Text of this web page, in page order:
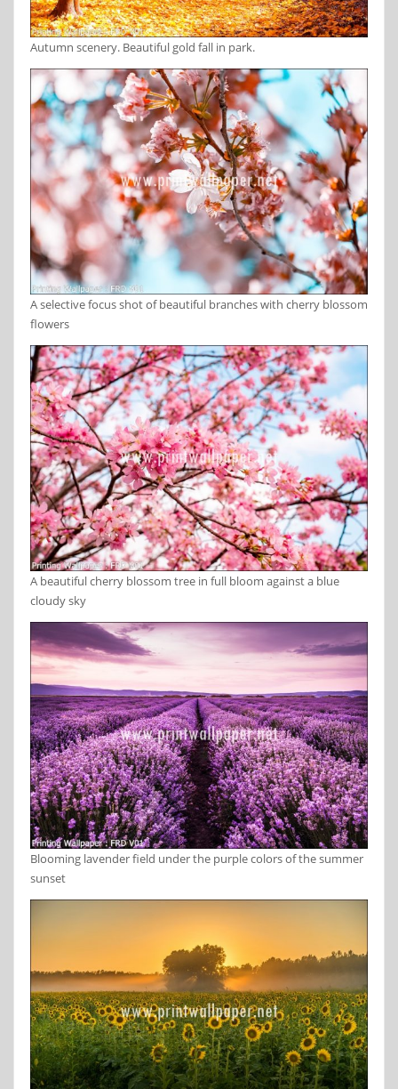
Autumn scenery. Beautiful gold fall in park.
A selective focus shot of beautiful branches with cherry blossom
flowers
A beautiful cherry blossom tree in full bloom against a blue
cloudy sky
Blooming lavender field under the purple colors of the summer
sunset